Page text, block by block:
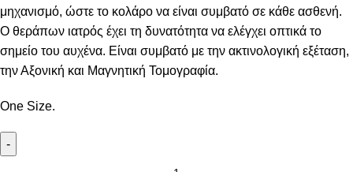
μηχανισμό, ώστε το κολάρο να είναι συμβατό σε κάθε ασθενή.
Ο θεράπων ιατρός έχει τη δυνατότητα να ελέγχει οπτικά το
σημείο του αυχένα. Είναι συμβατό με την ακτινολογική εξέταση,
την Αξονική και Μαγνητική Τομογραφία.
One Size.
-